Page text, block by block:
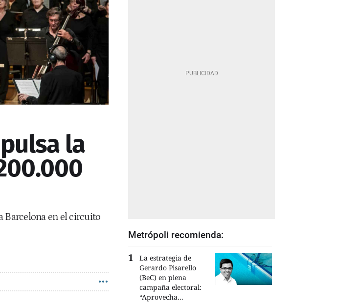
la
Barcelona en el circuito
Metrópoli recomienda:
La estrategia de
Gerardo Pisarello
(BeC) en plena
campaña electoral:
“Aprovecha...